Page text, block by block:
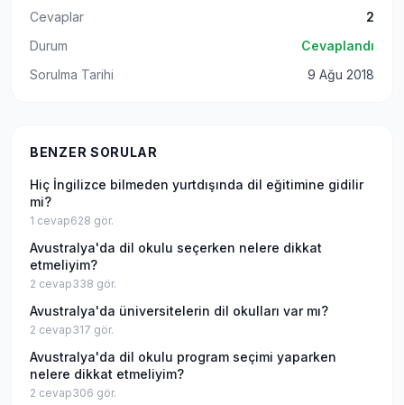
Cevaplar
2
Durum
Cevaplandı
Sorulma Tarihi
9 Ağu 2018
BENZER SORULAR
Hiç İngilizce bilmeden yurtdışında dil eğitimine gidilir
mi?
1 cevap628 gör.
Avustralya'da dil okulu seçerken nelere dikkat
etmeliyim?
2 cevap338 gör.
Avustralya'da üniversitelerin dil okulları var mı?
2 cevap317 gör.
Avustralya'da dil okulu program seçimi yaparken
nelere dikkat etmeliyim?
2 cevap306 gör.